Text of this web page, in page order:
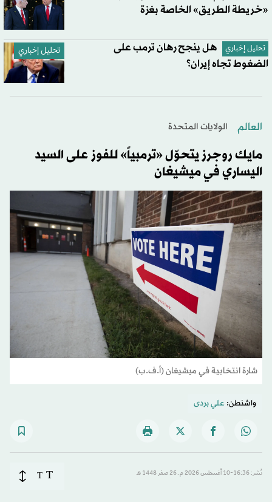
«خريطة الطريق» الخاصة بغزة
تحليل إخباري تحليل إخباري
هل ينجح رهان ترمب على
الضغوط تجاه إيران؟
العالم الولايات المتحدة​
مايك روجرز يتحوّل «ترمبياً» للفوز على السيد
اليساري في ميشيغان
شارة انتخابية في ميشيغان (أ.ف.ب)
واشنطن: علي بردى
نُشر: 16:36-10 أغسطس 2026 م ـ 26 صفَر 1448 هـ T
T